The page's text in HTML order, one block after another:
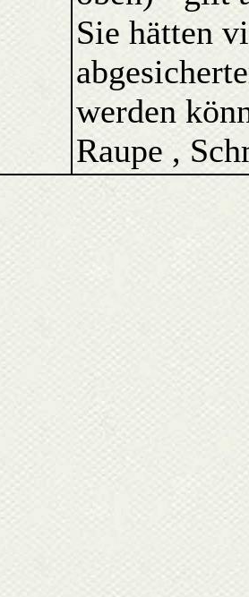
Sie hätten
werden
Raupe ,